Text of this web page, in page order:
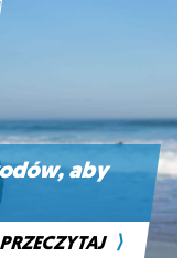
aby
PRZECZYTAJ ⟩